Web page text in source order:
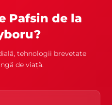
Pafsin de la
tehnologii brevetate
de viață.